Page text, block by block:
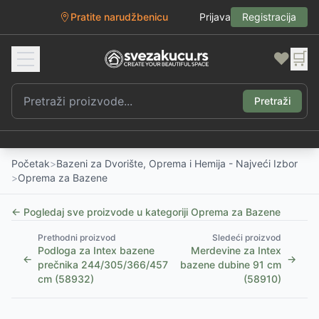
Pratite narudžbenicu Prijava Registracija
❤️ 🛒
Pretraži
Početak>Bazeni za Dvorište, Oprema i Hemija - Najveći Izbor
>Oprema za Bazene
← Pogledaj sve proizvode u kategoriji Oprema za Bazene
←
Prethodni proizvod
Podloga za Intex bazene
prečnika 244/305/366/457
cm (58932)
Sledeći proizvod
Merdevine za Intex
bazene dubine 91 cm
(58910)
→